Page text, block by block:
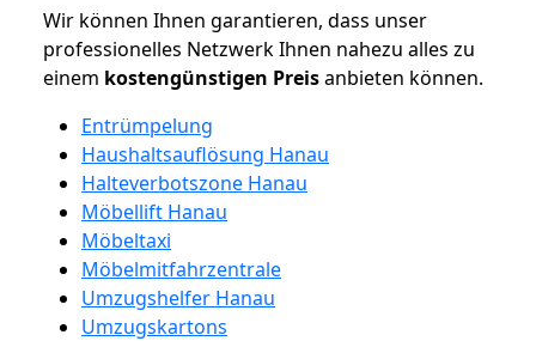
Wir können Ihnen garantieren, dass unser
professionelles Netzwerk Ihnen nahezu alles zu
einem kostengünstigen Preisanbieten können.
Entrümpelung
Haushaltsauflösung Hanau
Halteverbotszone Hanau
Möbellift Hanau
Möbeltaxi
Möbelmitfahrzentrale
Umzugshelfer Hanau
Umzugskartons